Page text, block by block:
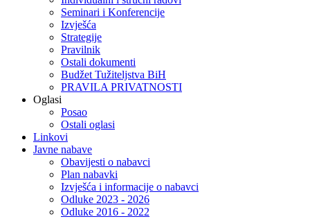
Seminari i Konferencije
Izvješća
Strategije
Pravilnik
Ostali dokumenti
Budžet Tužiteljstva BiH
PRAVILA PRIVATNOSTI
Oglasi
Posao
Ostali oglasi
Linkovi
Javne nabave
Obavijesti o nabavci
Plan nabavki
Izvješća i informacije o nabavci
Odluke 2023 - 2026
Odluke 2016 - 2022